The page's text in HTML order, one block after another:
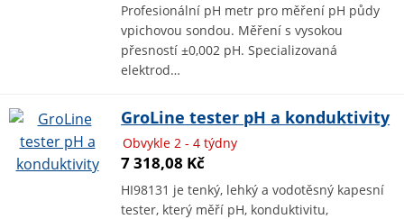
Profesionální pH metr pro měření pH půdy
vpichovou sondou. Měření s vysokou
přesností ±0,002 pH. Specializovaná
elektrod…
GroLine tester pH a konduktivity
Obvykle 2 - 4 týdny
7 318,08 Kč
HI98131 je tenký, lehký a vodotěsný kapesní
tester, který měří pH, konduktivitu,